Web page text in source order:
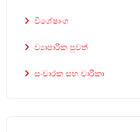
විශේෂාංග
ව්‍යාපාරික පුවත්
සංචාරක සහ චාරිකා